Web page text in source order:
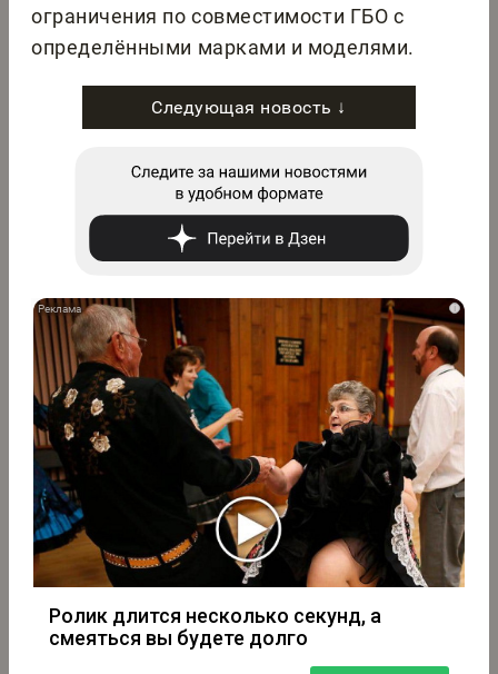
ограничения по совместимости ГБО с
определёнными марками и моделями.
Следующая новость ↓
i
Ролик длится несколько секунд, а
смеяться вы будете долго